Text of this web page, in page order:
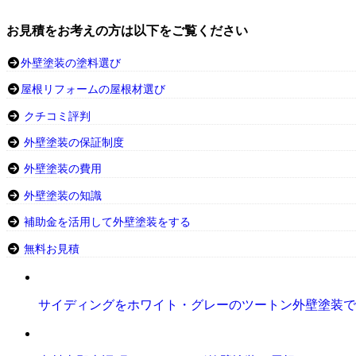
お見積をお考えの方は以下をご覧ください
外壁塗装の塗料選び
屋根リフォームの屋根材選び
クチコミ評判
外壁塗装の保証制度
外壁塗装の費用
外壁塗装の知識
補助金を活用して外壁塗装をする
無料お見積
サイディングをホワイト・グレーのツートン外壁塗装